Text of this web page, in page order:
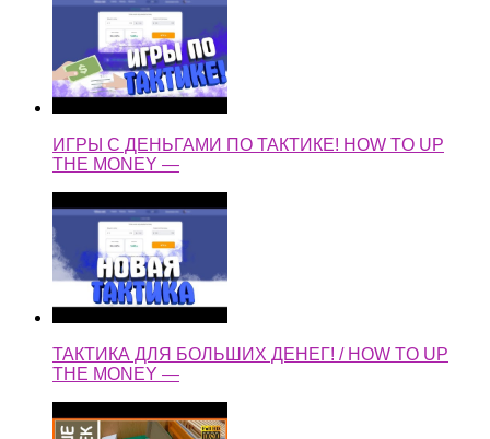
ИГРЫ С ДЕНЬГАМИ ПО ТАКТИКЕ! HOW TO UP
THE MONEY —
ТАКТИКА ДЛЯ БОЛЬШИХ ДЕНЕГ! / HOW TO UP
THE MONEY —